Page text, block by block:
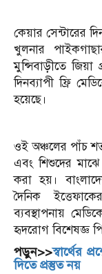
কেয়ার সেন্টারের
খুলনার
মুন্সিবাড়ীতে জিয়া
দিনব্যাপী ফ্রি
হয়েছে।
ওই অঞ্চলের পাঁচ
এবং শিশুদের
করা হয়।
দৈনিক
ব‍্যবস্থাপনায়
হৃদরোগ বিশেষজ্ঞ
পড়ুন>>স্বার্থের
দিতে প্রস্তুত নয়